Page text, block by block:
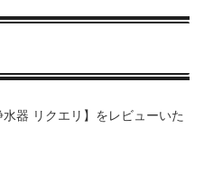
器 リクエリ】をレビューいた